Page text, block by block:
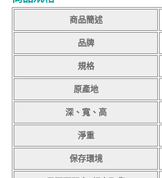
商品簡述
品牌
規格
原產地
深、寬、高
淨重
保存環境